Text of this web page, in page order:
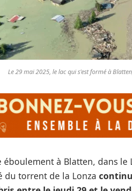
Le 29 mai 2025, le lac qui s'est formé à
éboulement à Blatten, dans
du torrent de la Lonza